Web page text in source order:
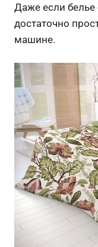
Даже если белье
достаточно
машине.